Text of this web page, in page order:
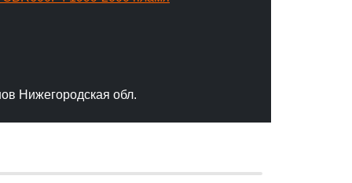
Нижегородская обл.